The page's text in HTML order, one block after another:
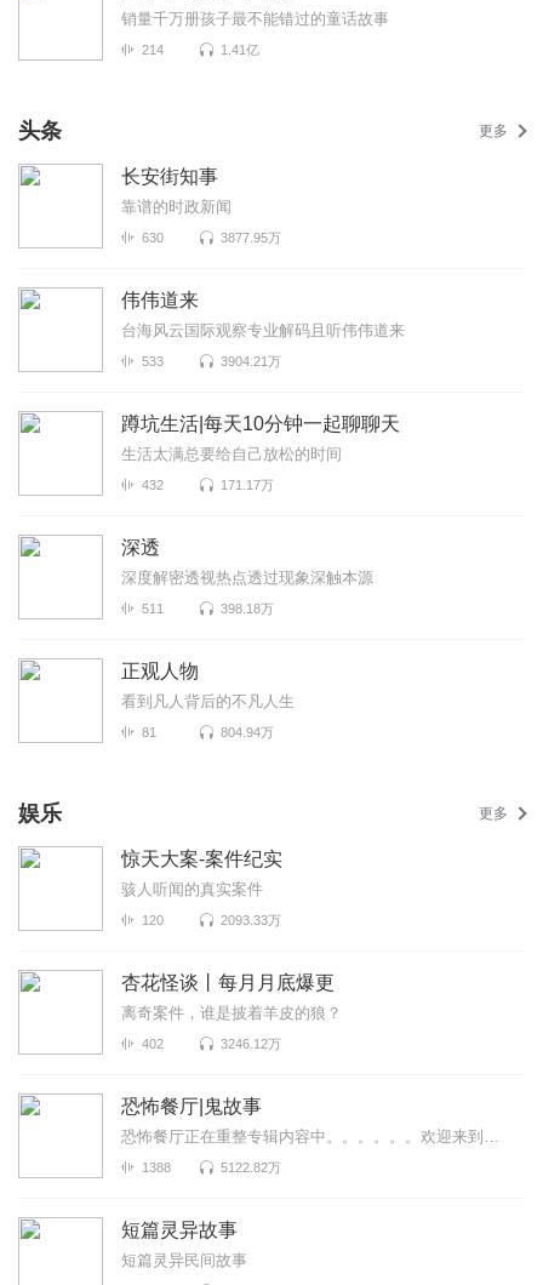
销量千万册孩子最不能错过的童话故事
214 1.41亿
头条 更多
长安街知事
靠谱的时政新闻
630 3877.95万
伟伟道来
台海风云国际观察专业解码且听伟伟道来
533 3904.21万
蹲坑生活|每天10分钟一起聊聊天
生活太满总要给自己放松的时间
432 171.17万
深透
深度解密透视热点透过现象深触本源
511 398.18万
正观人物
看到凡人背后的不凡人生
81 804.94万
娱乐 更多
惊天大案-案件纪实
骇人听闻的真实案件
120 2093.33万
杏花怪谈丨每月月底爆更
离奇案件，谁是披着羊皮的狼？
402 3246.12万
恐怖餐厅|鬼故事
恐怖餐厅正在重整专辑内容中。。。。。。欢迎来到恐怖餐厅，来品尝不一样的味道~
1388 5122.82万
短篇灵异故事
短篇灵异民间故事